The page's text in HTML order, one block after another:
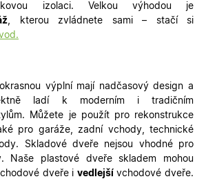
izolaci. Velkou výhodou je
, kterou zvládnete sami – stačí si
výplní mají nadčasový design a
ladí k moderním i tradičním
Můžete je použít pro rekonstrukce
pro garáže, zadní vchody, technické
. Skladové dveře nejsou vhodné pro
Naše plastové dveře skladem mohou
dveře i vedlejší vchodové dveře.